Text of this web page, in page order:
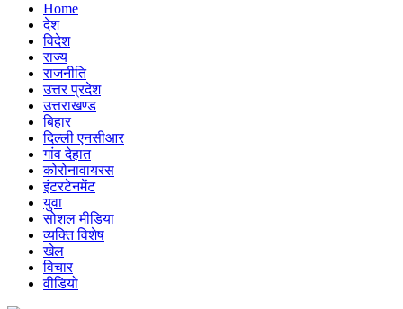
Home
देश
विदेश
राज्य
राजनीति
उत्तर प्रदेश
उत्तराखण्ड
बिहार
दिल्ली एनसीआर
गांव देहात
कोरोनावायरस
इंटरटेनमेंट
युवा
सोशल मीडिया
व्यक्ति विशेष
खेल
विचार
वीडियो